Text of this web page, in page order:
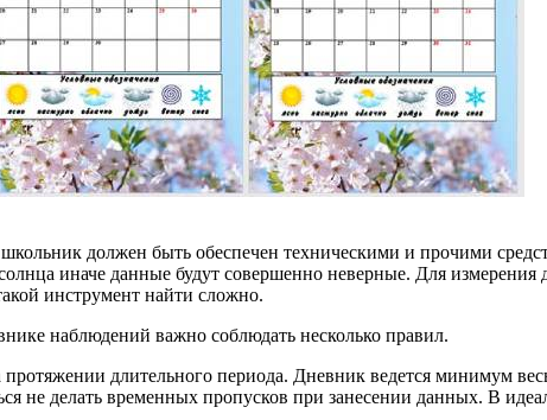
должен быть обеспечен техническими и прочими
иначе данные будут совершенно неверные. Для измерения
инструмент найти сложно.
наблюдений важно соблюдать несколько правил.
протяжении длительного периода. Дневник ведется минимум
не делать временных пропусков при занесении данных. В